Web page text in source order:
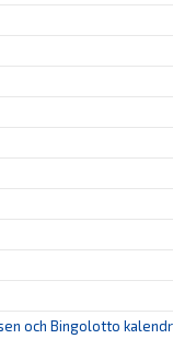
och Bingolotto